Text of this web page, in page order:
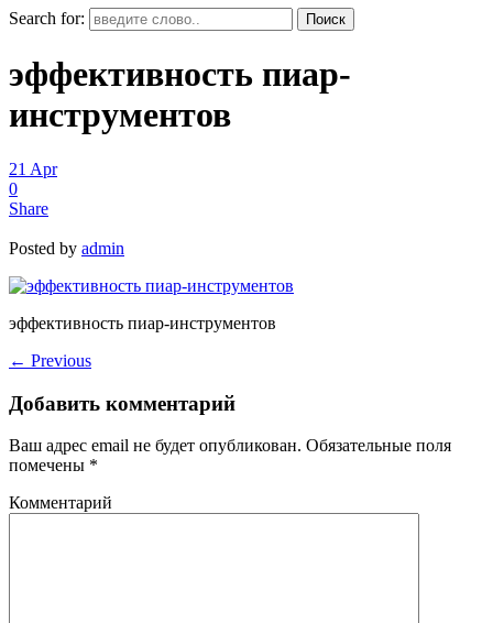
Search for:
эффективность пиар-
инструментов
21 Apr
0
Share
Posted by admin
эффективность пиар-инструментов
← Previous
Добавить комментарий
Ваш адрес email не будет опубликован. Обязательные поля
помечены *
Комментарий